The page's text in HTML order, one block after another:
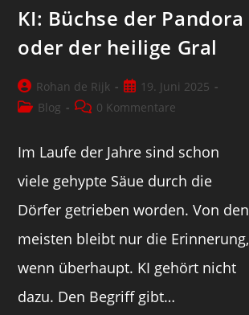
KI: Büchse der Pandora
oder der heilige Gral
Rohan de Rijk
19. Juni 2025
Blog
0 Kommentare
Im Laufe der Jahre sind schon
viele gehypte Säue durch die
Dörfer getrieben worden. Von den
meisten bleibt nur die Erinnerung,
wenn überhaupt. KI gehört nicht
dazu. Den Begriff gibt…